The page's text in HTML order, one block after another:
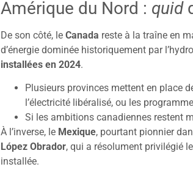
Amérique du Nord : quid
De son côté, le Canada reste à la traîne en
d’énergie dominée historiquement par
installées en 2024.
Plusieurs provinces mettent en place
l’électricité libéralisé, ou les
Si les ambitions canadiennes restent
À l’inverse, le Mexique, pourtant pionnier
López Obrador, qui a résolument privilégié
installée.